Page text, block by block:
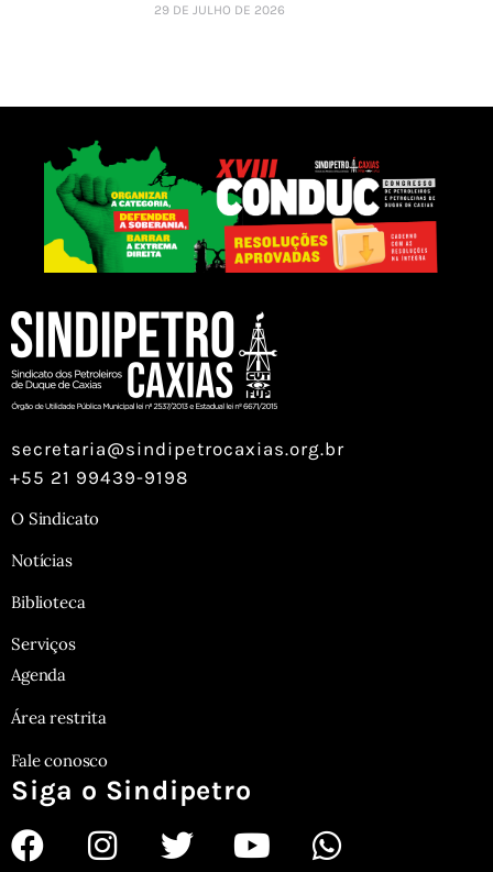
29 DE JULHO DE 2026
secretaria@sindipetrocaxias.org.br
+55 21 99439-9198
O Sindicato
Notícias
Biblioteca
Serviços
Agenda
Área restrita
Fale conosco
Siga o Sindipetro